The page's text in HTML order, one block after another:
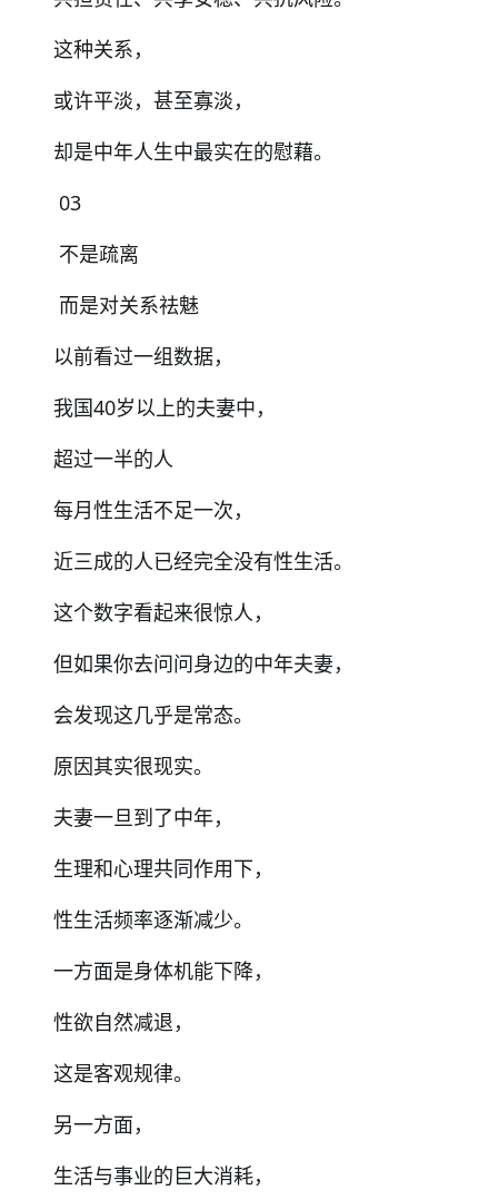
这种关系，
或许平淡，甚至寡淡，
却是中年人生中最实在的慰藉。
03
不是疏离
而是对关系祛魅
以前看过一组数据，
我国40岁以上的夫妻中，
超过一半的人
每月性生活不足一次，
近三成的人已经完全没有性生活。
这个数字看起来很惊人，
但如果你去问问身边的中年夫妻，
会发现这几乎是常态。
原因其实很现实。
夫妻一旦到了中年，
生理和心理共同作用下，
性生活频率逐渐减少。
一方面是身体机能下降，
性欲自然减退，
这是客观规律。
另一方面，
生活与事业的巨大消耗，